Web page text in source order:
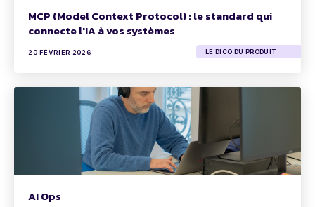
MCP (Model Context Protocol) : le standard qui
connecte l'IA à vos systèmes
20 FÉVRIER 2026 LE DICO DU PRODUIT
AI Ops